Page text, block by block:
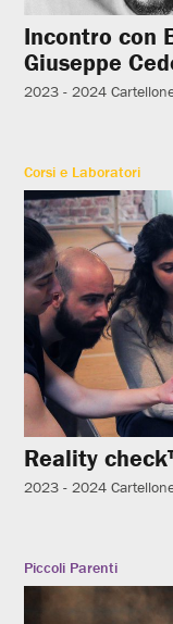
Incontro con
Giuseppe
2023 - 2024
Corsi e Laboratori
Reality
2023 - 2024
Piccoli Parenti